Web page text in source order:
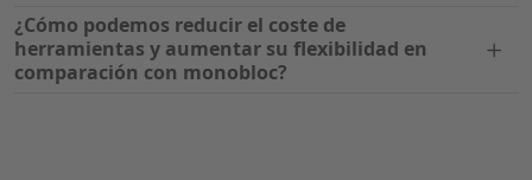
¿Cómo podemos reducir el coste de
herramientas y aumentar su flexibilidad en
comparación con monobloc?